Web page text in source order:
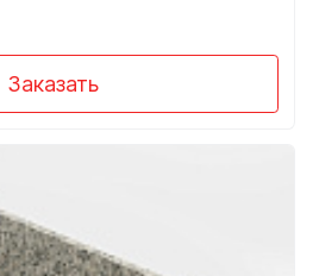
Заказать